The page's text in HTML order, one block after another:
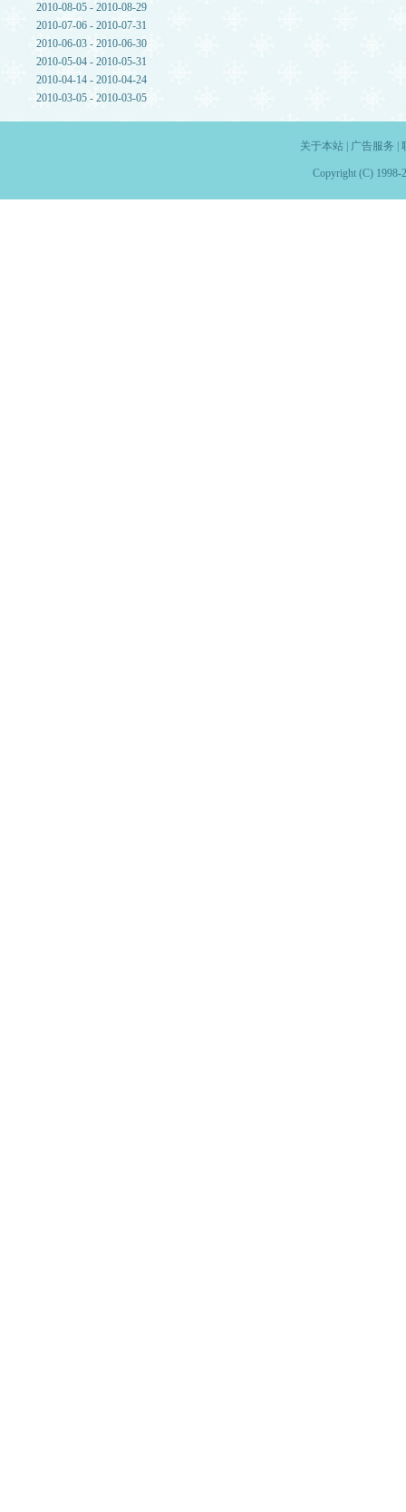
2010-08-05 - 2010-08-29
2010-07-06 - 2010-07-31
2010-06-03 - 2010-06-30
2010-05-04 - 2010-05-31
2010-04-14 - 2010-04-24
2010-03-05 - 2010-03-05
关于本站| 广告服务
Copyright (C) 1998-